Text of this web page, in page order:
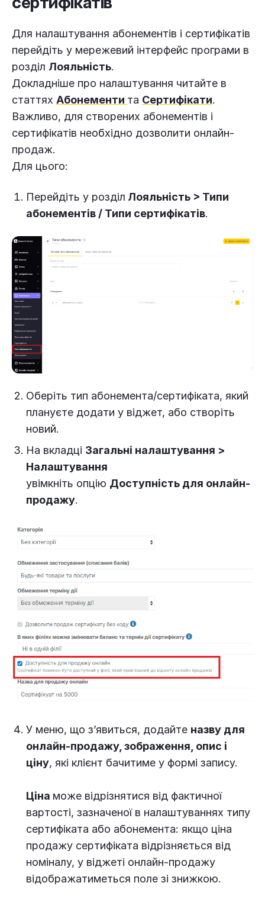
Для налаштування абонементів і сертифікатів
перейдіть у мережевий інтерфейс програми в
розділ Лояльність.
Докладніше про налаштування читайте в
статтях Абонементи та Сертифікати.
Важливо, для створених абонементів і
сертифікатів необхідно дозволити онлайн-
продаж.
Для цього:
Перейдіть у розділ Лояльність > Типи
абонементів / Типи сертифікатів.
Оберіть тип абонемента/сертифіката, який
плануєте додати у віджет, або створіть
новий.
На вкладці Загальні налаштування >
Налаштування
увімкніть опцію Доступність для онлайн-
продажу.
У меню, що з’явиться, додайте назву для
онлайн-продажу, зображення, опис і
ціну, які клієнт бачитиме у формі запису.
Ціна може відрізнятися від фактичної
вартості, зазначеної в налаштуваннях типу
сертифіката або абонемента: якщо ціна
продажу сертифіката відрізняється від
номіналу, у віджеті онлайн-продажу
відображатиметься поле зі знижкою.